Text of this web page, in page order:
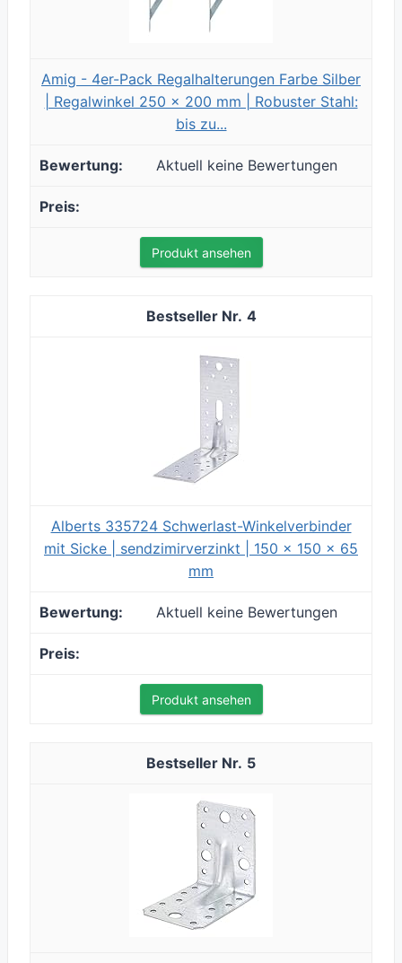
Amig - 4er-Pack Regalhalterungen Farbe Silber
| Regalwinkel 250 x 200 mm | Robuster Stahl:
bis zu...
Aktuell keine Bewertungen
Produkt ansehen
4
Alberts 335724 Schwerlast-Winkelverbinder
mit Sicke | sendzimirverzinkt | 150 x 150 x 65
mm
Aktuell keine Bewertungen
Produkt ansehen
5